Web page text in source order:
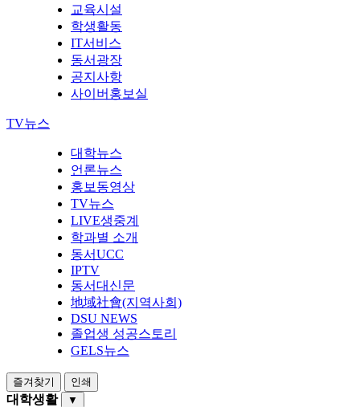
교육시설
학생활동
IT서비스
동서광장
공지사항
사이버홍보실
TV뉴스
대학뉴스
언론뉴스
홍보동영상
TV뉴스
LIVE생중계
학과별 소개
동서UCC
IPTV
동서대신문
地域社會(지역사회)
DSU NEWS
졸업생 성공스토리
GELS뉴스
즐겨찾기 인쇄
대학생활 ▼